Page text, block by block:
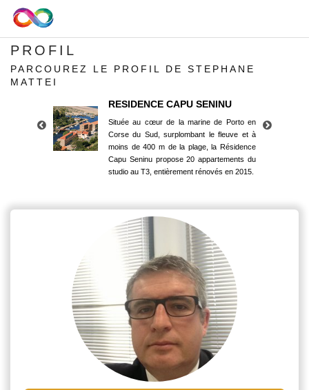
PROFIL
PARCOUREZ LE PROFIL DE STEPHANE
MATTEI
RESIDENCE CAPU SENINU
Située au cœur de la marine de Porto en
Corse du Sud, surplombant le fleuve et à
moins de 400 m de la plage, la Résidence
Capu Seninu propose 20 appartements du
studio au T3, entièrement rénovés en 2015.
Corse du Sud, surplombant le fleuve et à
moins de 400 m de la plage, la Résidence
Capu Seninu propose 20 appartements du
studio au T3, entièrement rénovés en 2015.